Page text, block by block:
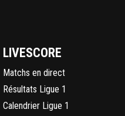
LIVESCORE
Matchs en direct
Résultats Ligue 1
Calendrier Ligue 1